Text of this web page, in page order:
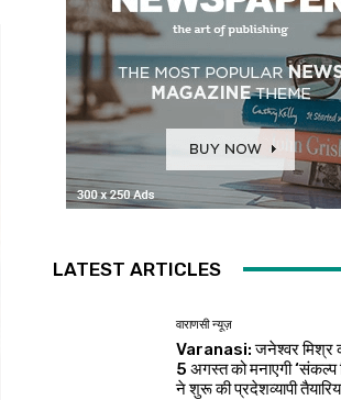
LATEST ARTICLES
वाराणसी न्यूज़
Varanasi: जनेश्वर मिश्र
5 अगस्त को मनाएगी ‘संकल्प
ने शुरू की प्रदेशव्यापी